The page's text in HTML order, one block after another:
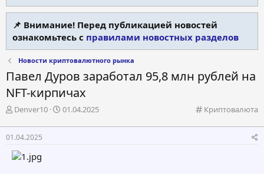
📌 Внимание! Перед публикацией новостей
ознакомьтесь с правилами новостных разделов
Новости криптовалютного рынка
Павел Дуров заработал 95,8 млн рублей на
NFT-кирпичах
К
т
Криптовалюта
А
т
о
р
т
Denver10
Д
т
01.04.2025
01.04.2025